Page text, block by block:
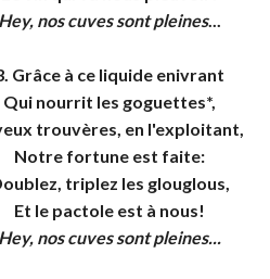
Hey, nos cuves sont pleines...
Grâce à ce liquide enivrant
Qui nourrit les goguettes*,
trouvères, en l'exploitant,
Notre fortune est faite:
triplez les glouglous,
Et le pactole est à nous!
Hey, nos cuves sont pleines...